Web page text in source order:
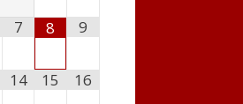
7 8 9
14 15 16